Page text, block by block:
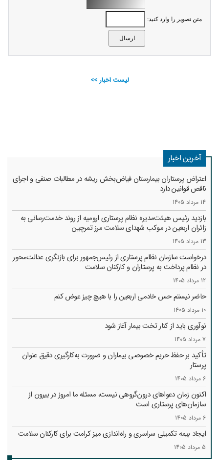
متن تصویر را وارد کنید:
لیست اخبار >>
آخرین اخبار
اعتراض پرستاران بیمارستان فیاض‌بخش ریشه در مطالبات صنفی و اجرای
ناقص قوانین دارد
14 مرداد 1405
بازدید رئیس هیئت‌مدیره نظام پرستاری ارومیه از روند خدمت‌رسانی به
زائران اربعین در موکب شهدای سلامت مرز تمرچین
13 مرداد 1405
درخواست سازمان نظام پرستاری از رئیس‌جمهور برای بازنگری عدالت‌محور
در نظام پرداخت به پرستاران و کارکنان سلامت
12 مرداد 1405
حاضر نیستم حس خادمی اربعین را با هیچ چیز عوض کنم
10 مرداد 1405
نوآوری باید از کنار تخت بیمار آغاز شود
7 مرداد 1405
تأکید بر حفظ حریم خصوصی بیماران و ضرورت به‌کارگیری دقیق عنوان
پرستار
6 مرداد 1405
اکنون زمان دعواهای درون‌گروهی نیست، مسئله ما امروز در بیرون از
سازمان‌های پرستاری است
6 مرداد 1405
ایجاد بیمه تکمیلی سراسری و راه‌اندازی میز کرامت برای کارکنان سلامت
5 مرداد 1405